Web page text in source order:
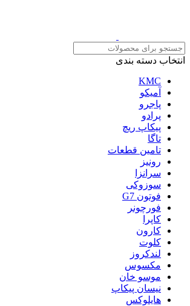
انتخاب دسته بندی
KMC
آمیکو
پاجرو
پرادو
پیکاپ ریچ
تاگا
تامین قطعات
رونیز
سرانزا
سوزوکی
فوتون G7
فورچونر
کاپرا
کارون
کلوت
لندکروز
مکسوس
موسو خان
نیسان پیکاپ
هایلوکس